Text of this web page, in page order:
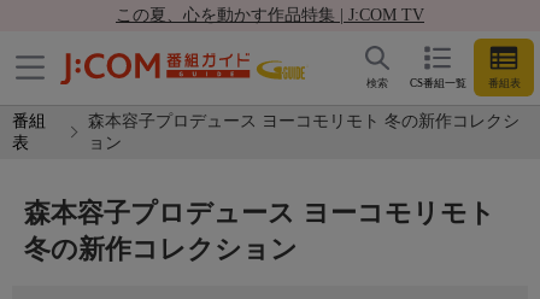
この夏、心を動かす作品特集 | J:COM TV
CS番組一覧 番組表
検索
番組
表
森本容子プロデュース ヨーコモリモト 冬の新作コレクシ
ョン
森本容子プロデュース ヨーコモリモト
冬の新作コレクション